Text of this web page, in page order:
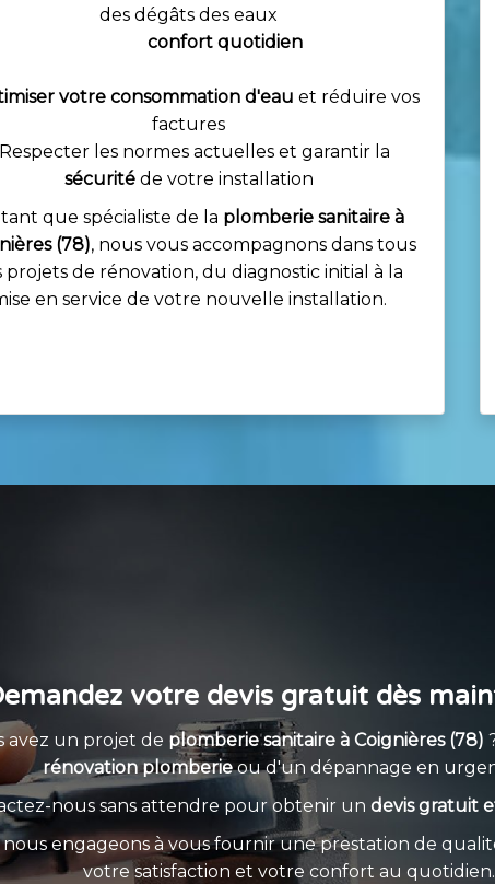
des dégâts des eaux
confort quotidien
votre consommation d'eau et réduire vos
factures
les normes actuelles et garantir la
sécuritéde votre installation
tant que spécialiste de la plomberie sanitaire à
(78), nous vous accompagnons dans tous
projets de rénovation, du diagnostic initial à la
en service de votre nouvelle installation.
votre devis gratuit dès
avez un projet de plomberie sanitaire à Coignières (78)
rénovation plomberieou d'un dépannage en
nous sans attendre pour obtenir un devis gratuit
nous engageons à vous fournir une prestation de
votre satisfaction et votre confort au quotidien.